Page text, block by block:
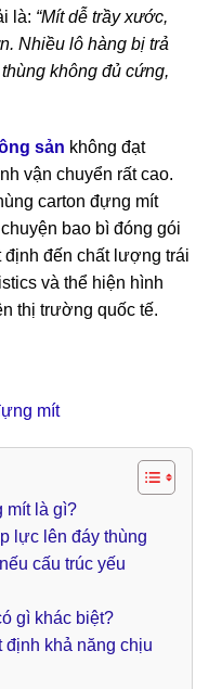
là: “Mít dễ trầy xước,
Nhiều lô hàng bị trả
không đủ cứng,
sản không đạt
vận chuyển rất cao.
carton đựng mít
bao bì đóng gói
đến chất lượng trái
và thể hiện hình
thị trường quốc tế.
mít là gì?
lực lên đáy thùng
cấu trúc yếu
gì khác biệt?
định khả năng chịu